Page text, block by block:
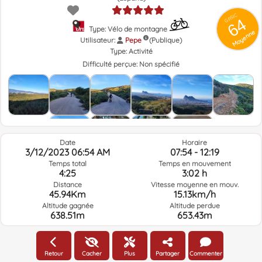
GRSIC
64
Moyenne
Type: Vélo de montagne
Utilisateur:
Pepe
(Publique)
Type: Activité
Difficulté perçue: Non spécifié
Date
3/12/2023 06:54 AM
Temps total
4:25
Distance
45.94Km
Altitude gagnée
638.51m
Horaire
07:54 - 12:19
Temps en mouvement
3:02 h
Vitesse moyenne en mouv.
15.13km/h
Altitude perdue
653.43m
Météo du jour de la route à l'heure sélectionnée
Retour Cacher Plus Partager Commenter